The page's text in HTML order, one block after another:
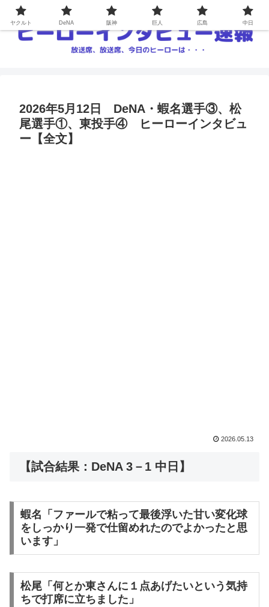
2026年5月12日 DeNA・蝦名選手③、松
尾選手①、東投手④ ヒーローインタビュ
ー【全文】
2026.05.13
【試合結果：DeNA 3－1 中日】
蝦名「ファールで粘って最後浮いた甘い変化球
をしっかり一発で仕留めれたのでよかったと思
います」
松尾「何とか東さんに１点あげたいという気持
ちで打席に立ちました」
ヤクルト DeNA 阪神 巨人 広島 中日